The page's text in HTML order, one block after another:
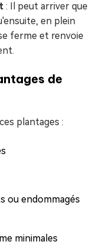
: Il peut arriver que
en plein
ferme et renvoie
de
plantages :
ou endommagés
minimales